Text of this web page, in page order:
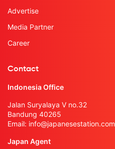
Advertise
Media Partner
Career
Contact
Indonesia Office
Jalan Suryalaya V no.32
Bandung 40265
Email: info@japanesestation.com
Japan Agent